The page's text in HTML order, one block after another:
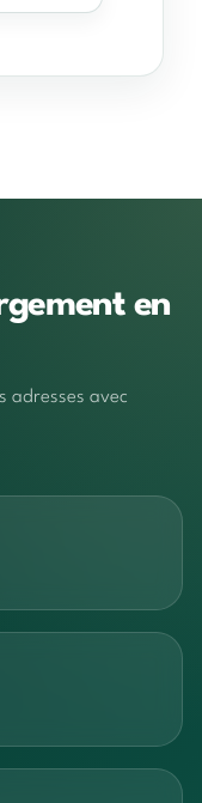
en
adresses avec